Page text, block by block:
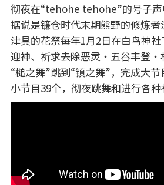
彻夜在“tehohe tehohe”的号子声
据说是镰仓时代末期熊野的修炼者
津具的花祭每年1月2日在白鸟神社
迎神、祈求去除恶灵・五谷丰登
“槌之舞”跳到“镇之舞”，完成大节
小节目39个，彻夜跳舞和进行各种